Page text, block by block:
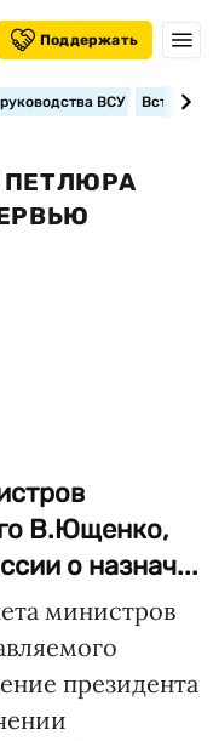
Поддержать
ВСУ
В.Ющенко,
о назнач...
министров
президента